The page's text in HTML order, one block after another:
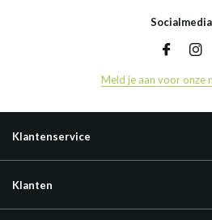
Socialmedia
Meld je aan voor onze
Klantenservice
Klanten